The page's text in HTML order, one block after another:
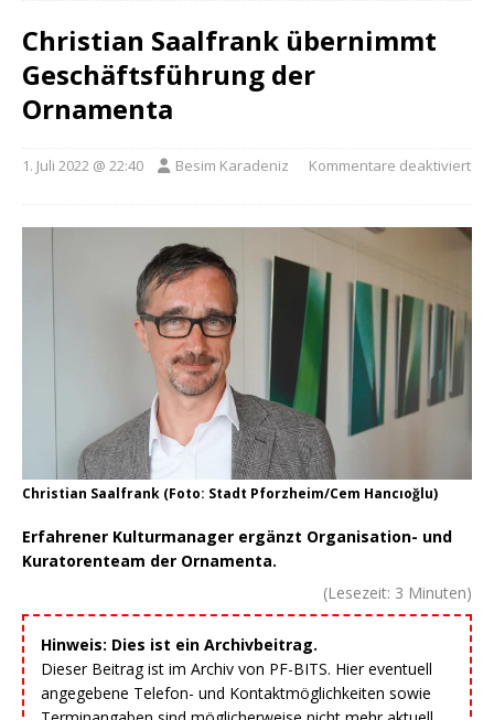
Christian Saalfrank übernimmt
Geschäftsführung der
Ornamenta
1. Juli 2022 @ 22:40 Besim Karadeniz Kommentare deaktiviert
Christian Saalfrank (Foto: Stadt Pforzheim/Cem Hancıoğlu)
Erfahrener Kulturmanager ergänzt Organisation- und
Kuratorenteam der Ornamenta.
(Lesezeit: 3 Minuten)
Hinweis: Dies ist ein Archivbeitrag.
Dieser Beitrag ist im Archiv von PF-BITS. Hier eventuell
angegebene Telefon- und Kontaktmöglichkeiten sowie